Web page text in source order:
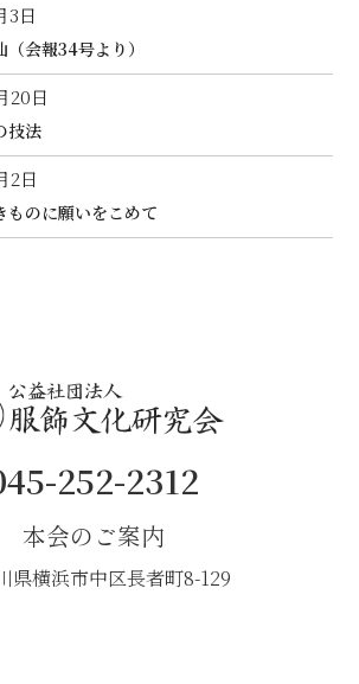
3日
会報34号より）
20日
技法
2日
ものに願いをこめて
252-2312
本会のご案内
県横浜市中区長者町8-129